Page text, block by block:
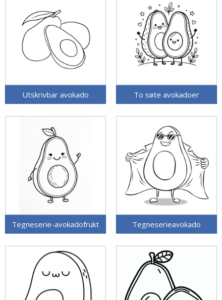
Utskrivbar avokado To søte avokadoer
Tegneserie-avokadofrukt Tegneserieavokado